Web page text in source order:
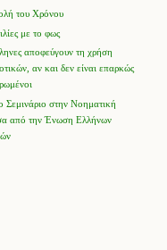
του Χρόνου
με το φως
αποφεύγουν τη χρήση
αν και δεν είναι επαρκώς
Σεμινάριο στην Νοηματική
από την Ένωση Ελλήνων